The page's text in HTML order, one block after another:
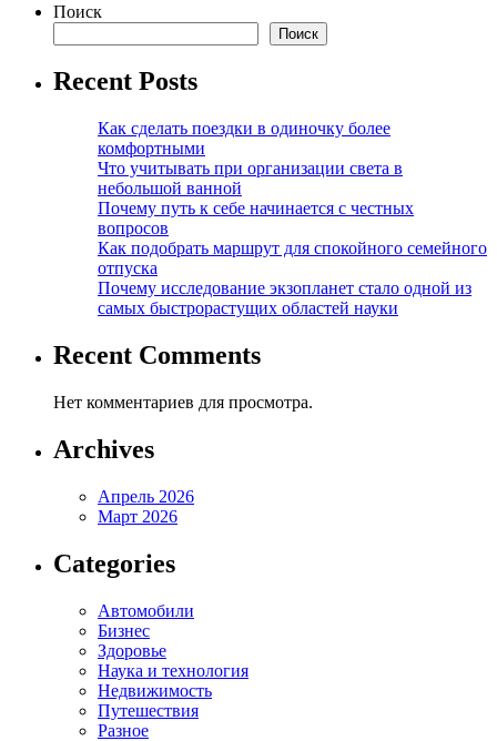
Поиск
Поиск
Recent Posts
Как сделать поездки в одиночку более
комфортными
Что учитывать при организации света в
небольшой ванной
Почему путь к себе начинается с честных
вопросов
Как подобрать маршрут для спокойного семейного
отпуска
Почему исследование экзопланет стало одной из
самых быстрорастущих областей науки
Recent Comments
Нет комментариев для просмотра.
Archives
Апрель 2026
Март 2026
Categories
Автомобили
Бизнес
Здоровье
Наука и технология
Недвижимость
Путешествия
Разное